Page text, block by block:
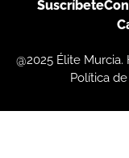
Suscríbete
@2025 Élite
Política